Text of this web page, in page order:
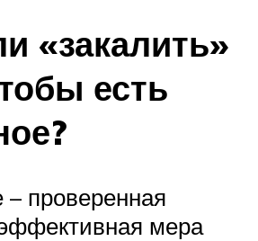
«закалить»
есть
проверенная
мера